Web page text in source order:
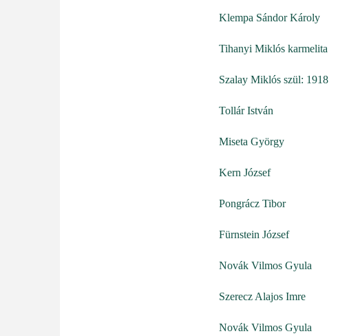
Klempa Sándor Károly
Tihanyi Miklós karmelita
Szalay Miklós szül: 1918
Tollár István
Miseta György
Kern József
Pongrácz Tibor
Fürnstein József
Novák Vilmos Gyula
Szerecz Alajos Imre
Novák Vilmos Gyula